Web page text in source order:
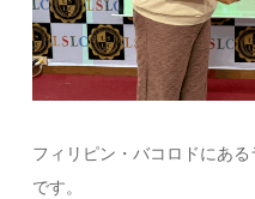
フィリピン・バコロドにあ
です。